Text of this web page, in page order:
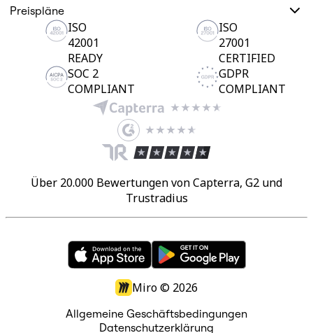
Preispläne
ISO
42001
READY
ISO
27001
CERTIFIED
SOC 2
COMPLIANT
GDPR
COMPLIANT
Über 20.000 Bewertungen von Capterra, G2 und
Trustradius
Miro © 2026
Allgemeine Geschäftsbedingungen
Datenschutzerklärung